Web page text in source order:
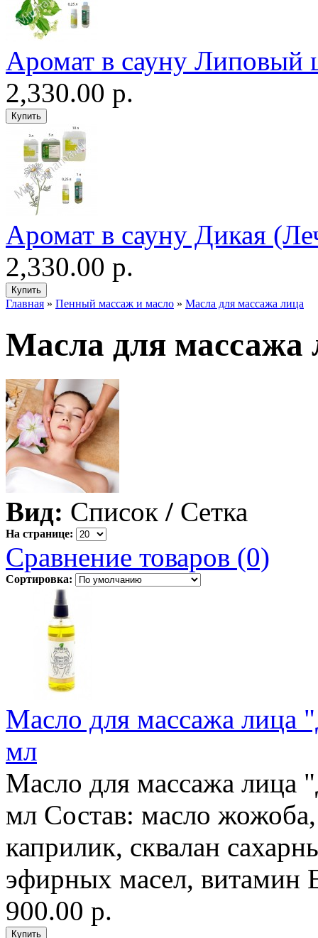
Аромат в сауну Липовый
2,330.00 р.
Аромат в сауну Дикая
2,330.00 р.
Главная » Пенный массаж и масло » Масла для массажа лица
Масла для массажа
Вид: Список / Сетка
На странице:
Сравнение товаров (0)
Сортировка:
Масло для массажа лица
мл
Масло для массажа лица
мл Состав: масло
каприлик, сквалан
эфирных масел,
900.00 р.